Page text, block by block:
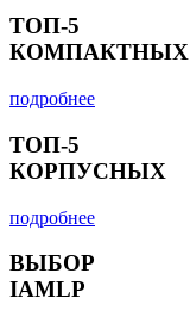
ТОП-5
КОМПАКТНЫХ
подробнее
ТОП-5
КОРПУСНЫХ
подробнее
ВЫБОР
IAMLP